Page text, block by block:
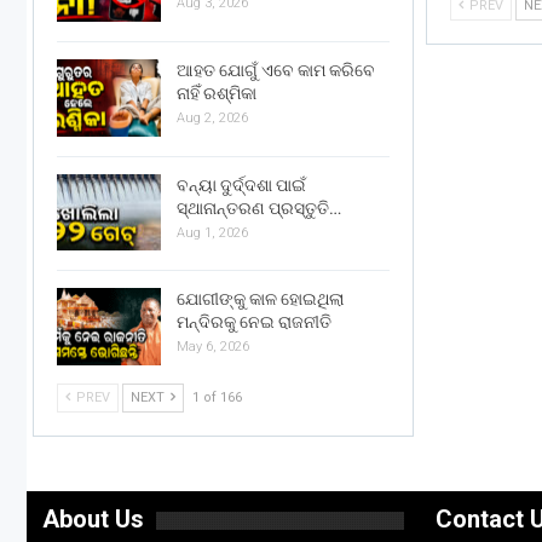
PREV
Aug 3, 2026
ଆହତ ଯୋଗୁଁ ଏବେ କାମ କରିବେ
ନାହିଁ ରଶ୍ମିକା
Aug 2, 2026
ବନ୍ୟା ଦୁର୍ଦ୍ଦଶା ପାଇଁ
ସ୍ଥାନାନ୍ତରଣ ପ୍ରସ୍ତୁତି…
Aug 1, 2026
ଯୋଗୀଙ୍କୁ କାଳ ହୋଇଥିଲା
ମନ୍ଦିରକୁ ନେଇ ରାଜନୀତି
May 6, 2026
PREV NEXT 1 of 166
About Us Contact